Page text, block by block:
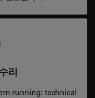
리
running: technical